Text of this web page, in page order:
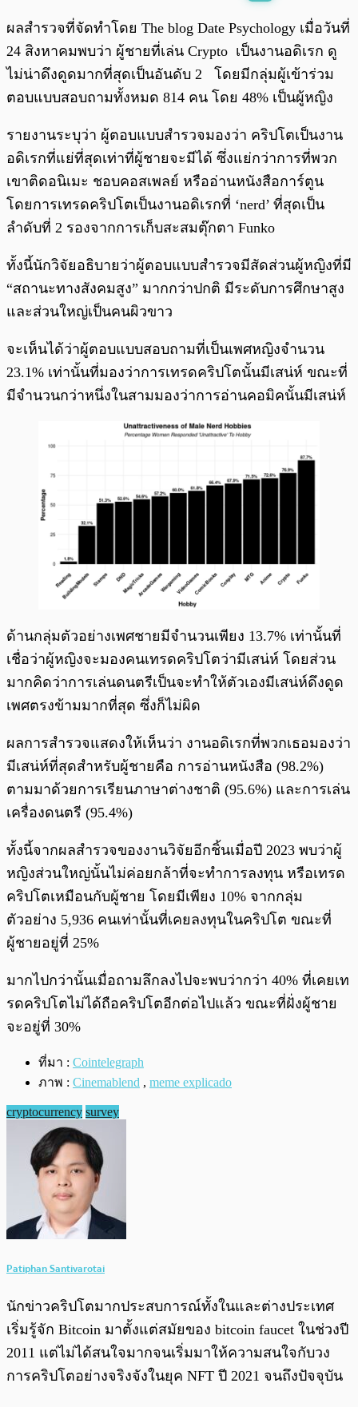
พร้อมเล่น 0:00
ผลสำรวจที่จัดทำโดย The blog Date Psychology เมื่อวันที่
24 สิงหาคมพบว่า ผู้ชายที่เล่น Crypto เป็นงานอดิเรก ดู
ไม่น่าดึงดูดมากที่สุดเป็นอันดับ 2 โดยมีกลุ่มผู้เข้าร่วม
ตอบแบบสอบถามทั้งหมด 814 คน โดย 48% เป็นผู้หญิง
รายงานระบุว่า ผู้ตอบแบบสำรวจมองว่า คริปโตเป็นงาน
อดิเรกที่แย่ที่สุดเท่าที่ผู้ชายจะมีได้ ซึ่งแย่กว่าการที่พวก
เขาติดอนิเมะ ชอบคอสเพลย์ หรืออ่านหนังสือการ์ตูน
โดยการเทรดคริปโตเป็นงานอดิเรกที่ ‘nerd’ ที่สุดเป็น
ลำดับที่ 2 รองจากการเก็บสะสมตุ๊กตา Funko
ทั้งนี้นักวิจัยอธิบายว่าผู้ตอบแบบสำรวจมีสัดส่วนผู้หญิงที่มี
“สถานะทางสังคมสูง” มากกว่าปกติ มีระดับการศึกษาสูง
และส่วนใหญ่เป็นคนผิวขาว
จะเห็นได้ว่าผู้ตอบแบบสอบถามที่เป็นเพศหญิงจำนวน
23.1% เท่านั้นที่มองว่าการเทรดคริปโตนั้นมีเสน่ห์ ขณะที่
มีจำนวนกว่าหนึ่งในสามมองว่าการอ่านคอมิคนั้นมีเสน่ห์
ด้านกลุ่มตัวอย่างเพศชายมีจำนวนเพียง 13.7% เท่านั้นที่
เชื่อว่าผู้หญิงจะมองคนเทรดคริปโตว่ามีเสน่ห์ โดยส่วน
มากคิดว่าการเล่นดนตรีเป็นจะทำให้ตัวเองมีเสน่ห์ดึงดูด
เพศตรงข้ามมากที่สุด ซึ่งก็ไม่ผิด
ผลการสำรวจแสดงให้เห็นว่า งานอดิเรกที่พวกเธอมองว่า
มีเสน่ห์ที่สุดสำหรับผู้ชายคือ การอ่านหนังสือ (98.2%)
ตามมาด้วยการเรียนภาษาต่างชาติ (95.6%) และการเล่น
เครื่องดนตรี (95.4%)
ทั้งนี้จากผลสำรวจของงานวิจัยอีกชิ้นเมื่อปี 2023 พบว่าผู้
หญิงส่วนใหญ่นั้นไม่ค่อยกล้าที่จะทำการลงทุน หรือเทรด
คริปโตเหมือนกับผู้ชาย โดยมีเพียง 10% จากกลุ่ม
ตัวอย่าง 5,936 คนเท่านั้นที่เคยลงทุนในคริปโต ขณะที่
ผู้ชายอยู่ที่ 25%
มากไปกว่านั้นเมื่อถามลึกลงไปจะพบว่ากว่า 40% ที่เคยเท
รดคริปโตไม่ได้ถือคริปโตอีกต่อไปแล้ว ขณะที่ฝั่งผู้ชาย
จะอยู่ที่ 30%
ที่มา : Cointelegraph
ภาพ : Cinemablend , meme explicado
cryptocurrency survey
Patiphan Santivarotai
นักข่าวคริปโตมากประสบการณ์ทั้งในและต่างประเทศ
เริ่มรู้จัก Bitcoin มาตั้งแต่สมัยของ bitcoin faucet ในช่วงปี
2011 แต่ไม่ได้สนใจมากจนเริ่มมาให้ความสนใจกับวง
การคริปโตอย่างจริงจังในยุค NFT ปี 2021 จนถึงปัจจุบัน